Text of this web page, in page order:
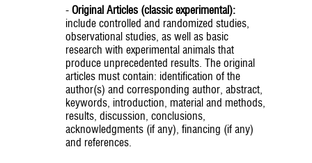
- Original Articles (classic experimental):
include controlled and randomized studies,
observational studies, as well as basic
research with experimental animals that
produce unprecedented results. The original
articles must contain: identification of the
author(s) and corresponding author, abstract,
keywords, introduction, material and methods,
results, discussion, conclusions,
acknowledgments (if any), financing (if any)
and references.